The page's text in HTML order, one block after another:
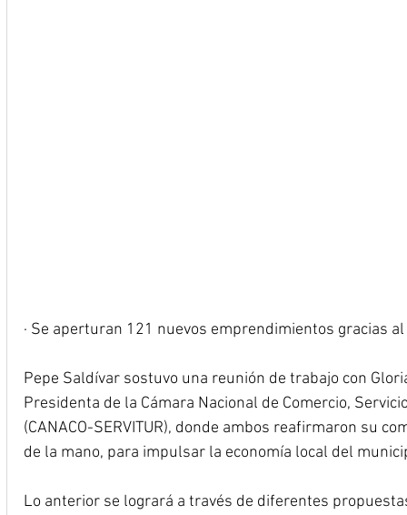
· Se aperturan 121 nuevos emprendimientos gracias al
Pepe Saldívar sostuvo una reunión de trabajo con
Presidenta de la Cámara Nacional de Comercio,
(CANACO-SERVITUR), donde ambos reafirmaron su
de la mano, para impulsar la economía local del
Lo anterior se logrará a través de diferentes